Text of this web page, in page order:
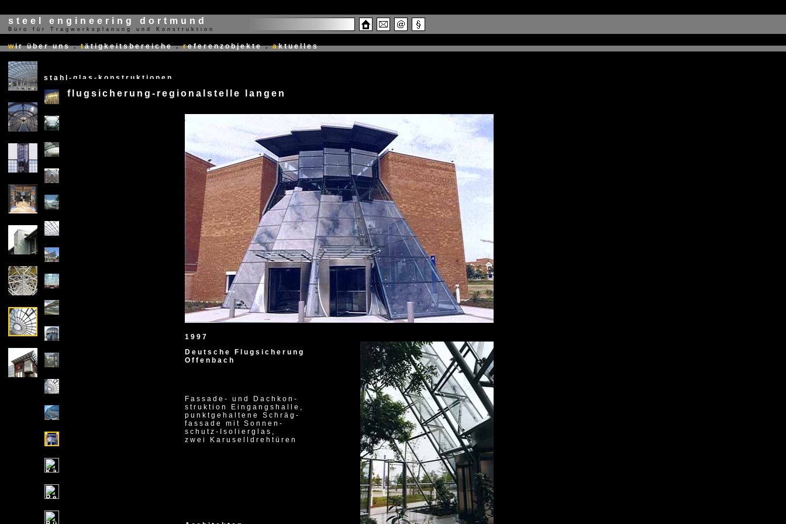
steel engineering dortmund
Büro für Tragwerksplanung und Konstruktion
wir über uns . tätigkeitsbereiche . referenzobjekte . aktuelles
stahl-glas-konstruktionen
X
flugsicherung-regionalstelle langen
X
1997
Deutsche Flugsicherung
Offenbach
Fassade- und Dachkon-
struktion Eingangshalle,
punktgehaltene Schräg-
fassade mit Sonnen-
schutz-Isolierglas,
zwei Karuselldrehtüren